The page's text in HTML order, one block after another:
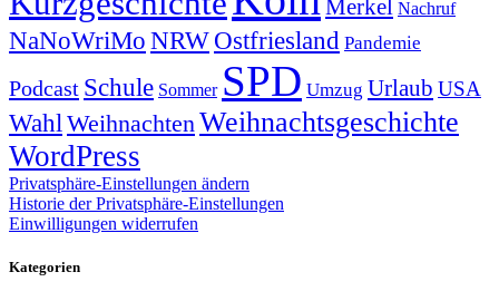
Merkel Nachruf
NaNoWriMo NRWOstfriesland Pandemie
Podcast Schule Sommer SPD Umzug Urlaub USA
Wahl Weihnachten Weihnachtsgeschichte
WordPress
Privatsphäre-Einstellungen ändern
Historie der Privatsphäre-Einstellungen
Einwilligungen widerrufen
Kategorien